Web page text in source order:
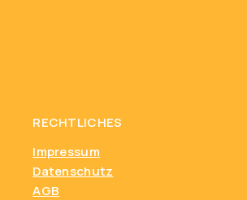
RECHTLICHES
Impressum
Datenschutz
AGB